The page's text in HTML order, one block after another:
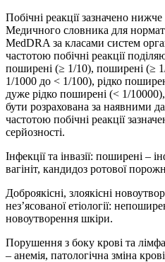
Побічні реакції зазначено
Медичного словника для
MedDRA за класами систем
частотою побічні реакції
поширені (≥ 1/10), поширені (≥
1/1000 до < 1/100), рідко
дуже рідко поширені (< 1/
бути розрахована за наявними
частотою побічні реакції
серйозності.
Інфекції та інвазії: поширені –
вагініт, кандидоз ротової
Доброякісні, злоякісні
нез’ясованої етіології:
новоутворення шкіри.
Порушення з боку крові та
– анемія, патологічна зміна